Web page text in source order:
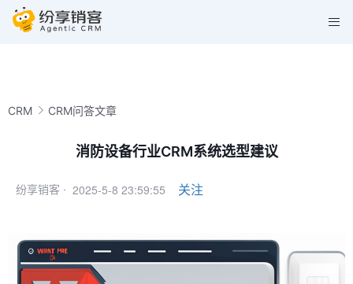
CRM CRM问答文章
消防设备行业CRM系统选型建议
纷享销客 · 2025-5-8 23:59:55 关注